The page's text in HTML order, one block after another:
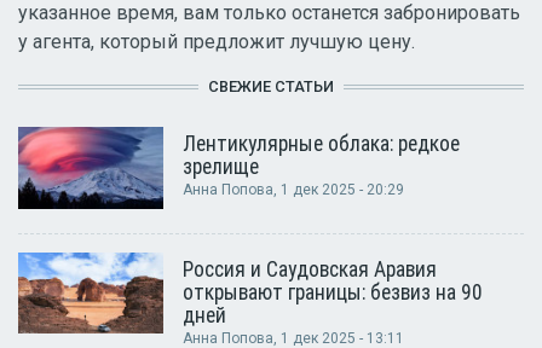
указанное время, вам только останется забронировать
у агента, который предложит лучшую цену.
СВЕЖИЕ СТАТЬИ
Лентикулярные облака: редкое
зрелище
Анна Попова, 1 дек 2025 - 20:29
Россия и Саудовская Аравия
открывают границы: безвиз на 90
дней
Анна Попова, 1 дек 2025 - 13:11